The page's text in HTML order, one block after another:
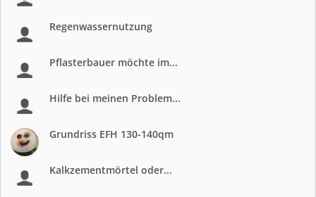
Regenwassernutzung
Pflasterbauer möchte im...
Hilfe bei meinen Problem...
Grundriss EFH 130-140qm
Kalkzementmörtel oder...